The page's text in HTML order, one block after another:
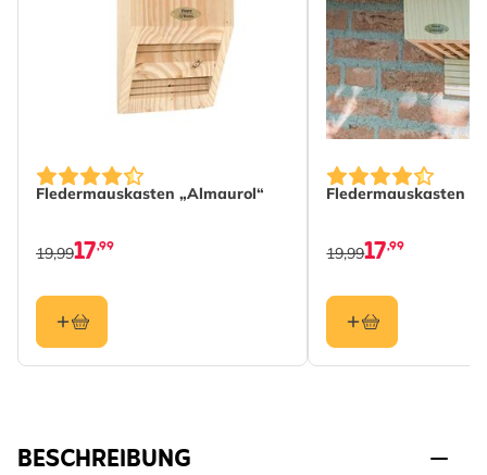
Fledermauskasten „Almaurol“
17,99
19,99
Fledermauskasten
17,99
19,99
BESCHREIBUNG